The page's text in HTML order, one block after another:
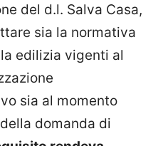
del d.l. Salva Casa,
sia la normativa
edilizia vigenti al
sia al momento
domanda di